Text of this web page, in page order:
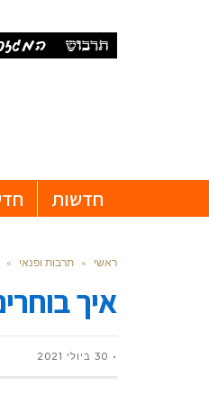
חדשות
ראשי » תרבות ופנאי »
איך
30 ביולי 2021